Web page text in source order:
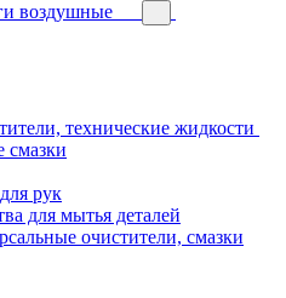
воздушные
технические жидкости
смазки
рук
для мытья деталей
очистители, смазки